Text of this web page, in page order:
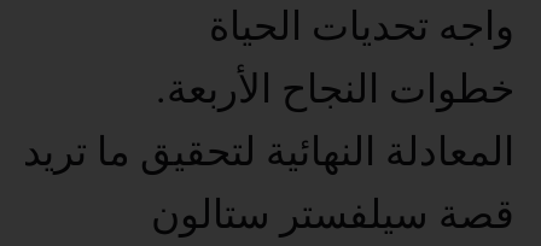
واجه تحديات الحياة
خطوات النجاح الأربعة.
المعادلة النهائية لتحقيق ما تريد
قصة سيلفستر ستالون